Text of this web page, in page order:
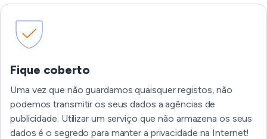
Fique coberto
Uma vez que não guardamos quaisquer registos, não
podemos transmitir os seus dados a agências de
publicidade. Utilizar um serviço que não armazena os seus
dados é o segredo para manter a privacidade na Internet!